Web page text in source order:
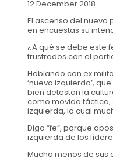
12 December 2018
El ascenso del nuevo
en encuestas su
¿A qué se debe este
frustrados con el
Hablando con ex
‘nueva izquierda’,
bien detestan la
como movida táctica,
izquierda, la cual
Digo “fe”, porque
izquierda de los
Mucho menos de